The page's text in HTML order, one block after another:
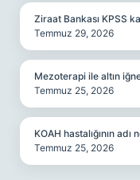
Ziraat Bankası KPSS
Temmuz 29, 2026
Mezoterapi ile altın
Temmuz 25, 2026
KOAH hastalığının adı
Temmuz 25, 2026